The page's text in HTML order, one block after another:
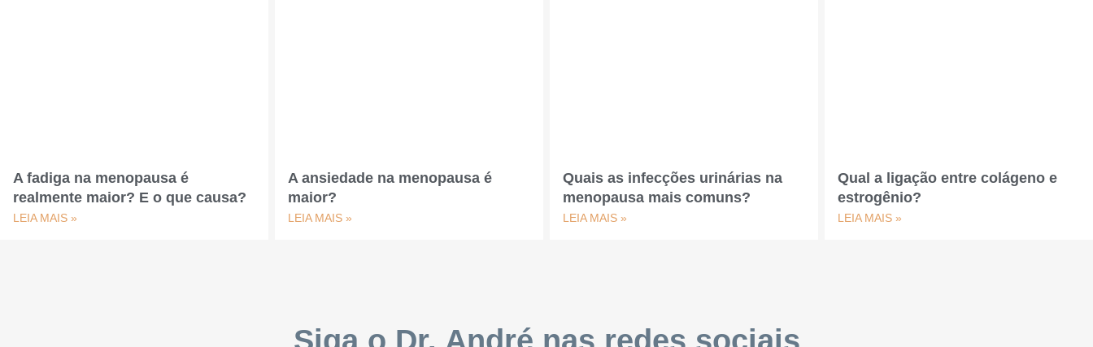
A fadiga na menopausa é
realmente maior? E o que causa?
LEIA MAIS »
A ansiedade na menopausa é
maior?
LEIA MAIS »
Quais as infecções urinárias na
menopausa mais comuns?
LEIA MAIS »
Qual a ligação entre colágeno e
estrogênio?
LEIA MAIS »